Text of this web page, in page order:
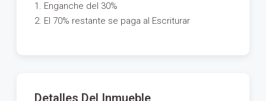
1. Enganche del 30%
2. El 70% restante se paga al Escriturar
Detalles Del Inmueble